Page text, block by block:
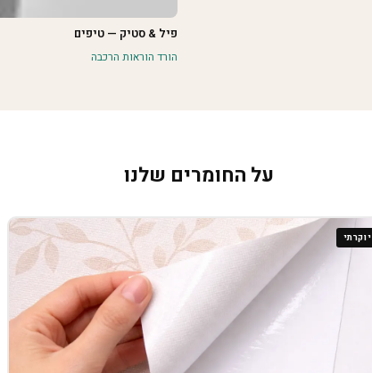
פיל & סטיק — טיפים
הורד הוראות הרכבה
על החומרים שלנו
יוקרתי